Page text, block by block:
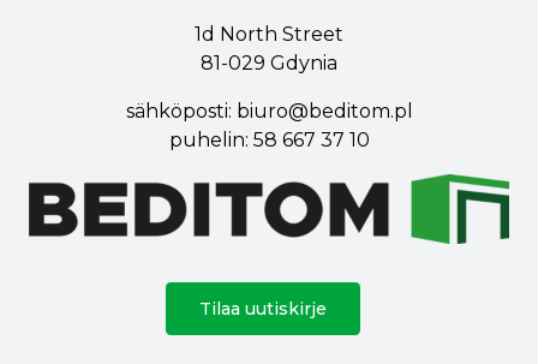
1d North Street
81-029 Gdynia
sähköposti: biuro@beditom.pl
puhelin: 58 667 37 10
Tilaa uutiskirje